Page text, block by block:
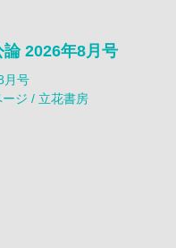
論 2026年8月号
月号
ジ / 立花書房